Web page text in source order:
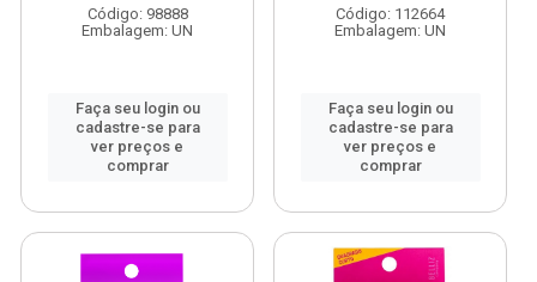
Código: 98888
Embalagem: UN
Faça seu login ou
cadastre-se para
ver preços e
comprar
Código: 112664
Embalagem: UN
Faça seu login ou
cadastre-se para
ver preços e
comprar